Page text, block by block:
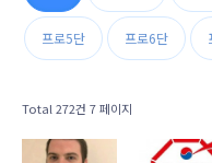
프로5단 프로6단
Total 272건 7 페이지